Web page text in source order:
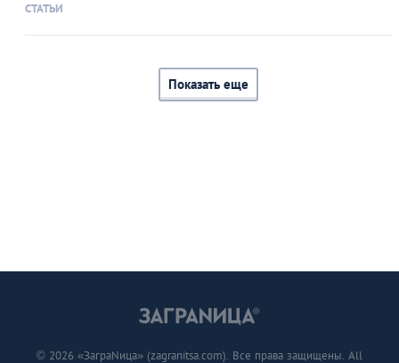
СТАТЬИ
Показать еще
© 2026 «ЗаграNица» (zagranitsa.com). Все права защищены. All